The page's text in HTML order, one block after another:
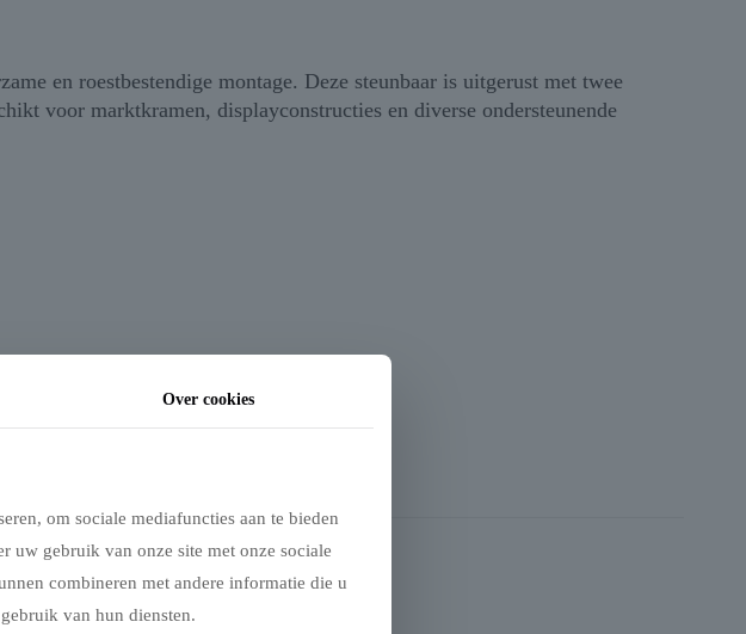
en roestbestendige montage. Deze steunbaar is uitgerust met twee
voor marktkramen, displayconstructies en diverse ondersteunende
of ophangen van constructie-elementen.
Over cookies
om sociale mediafuncties aan te bieden
uw gebruik van onze site met onze sociale
combineren met andere informatie die u
van hun diensten.